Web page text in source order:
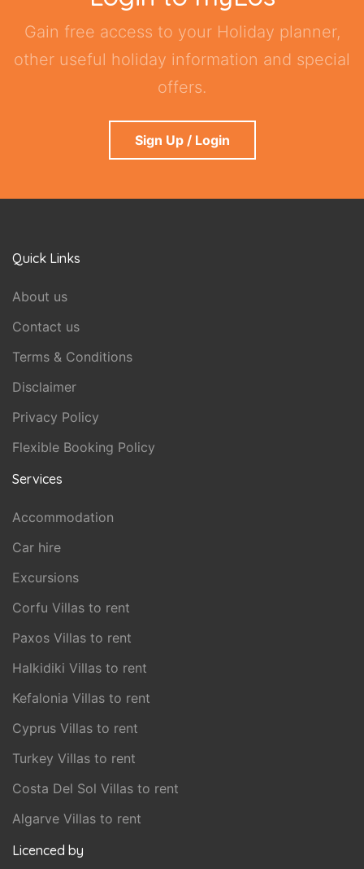
Gain free access to your Holiday planner,
other useful holiday information and special
offers.
Sign Up / Login
Quick Links
About us
Contact us
Terms & Conditions
Disclaimer
Privacy Policy
Flexible Booking Policy
Services
Accommodation
Car hire
Excursions
Corfu Villas to rent
Paxos Villas to rent
Halkidiki Villas to rent
Kefalonia Villas to rent
Cyprus Villas to rent
Turkey Villas to rent
Costa Del Sol Villas to rent
Algarve Villas to rent
Licenced by